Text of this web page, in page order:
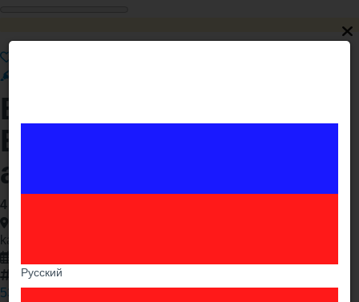
Русский
Bernapoxdrum
Erevanum tam guyq Ev
ayl apranqner
4 500֏
katarům enq bernapoxdrum Erevanum unenq banvorner
50941
532 / այսօր 3